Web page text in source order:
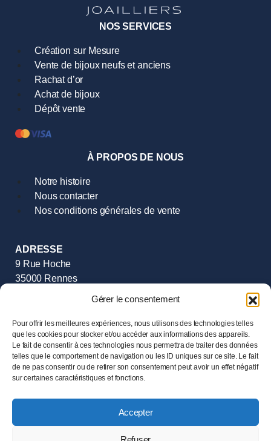
Gérer le consentement
Pour offrir les meilleures expériences, nous utilisons des technologies telles
que les cookies pour stocker et/ou accéder aux informations des appareils.
Le fait de consentir à ces technologies nous permettra de traiter des données
telles que le comportement de navigation ou les ID uniques sur ce site. Le fait
de ne pas consentir ou de retirer son consentement peut avoir un effet négatif
sur certaines caractéristiques et fonctions.
Accepter
NOS SERVICES
Création sur Mesure
Vente de bijoux neufs et anciens
Rachat d’or
Achat de bijoux
Dépôt vente
À PROPOS DE NOUS
Notre histoire
Nous contacter
Nos conditions générales de vente
ADRESSE
9 Rue Hoche
35000 Rennes
Mardi au Samedi
de 11h00 à 19h00
© 2024 LESENECHAL – Tous droits réservés –
légales
ainsi que lesConditions d’utilisation